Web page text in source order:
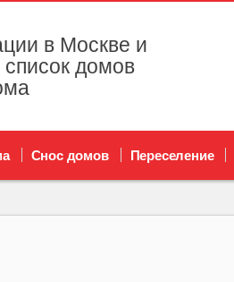
в Москве и
домов
Снос домов Переселение